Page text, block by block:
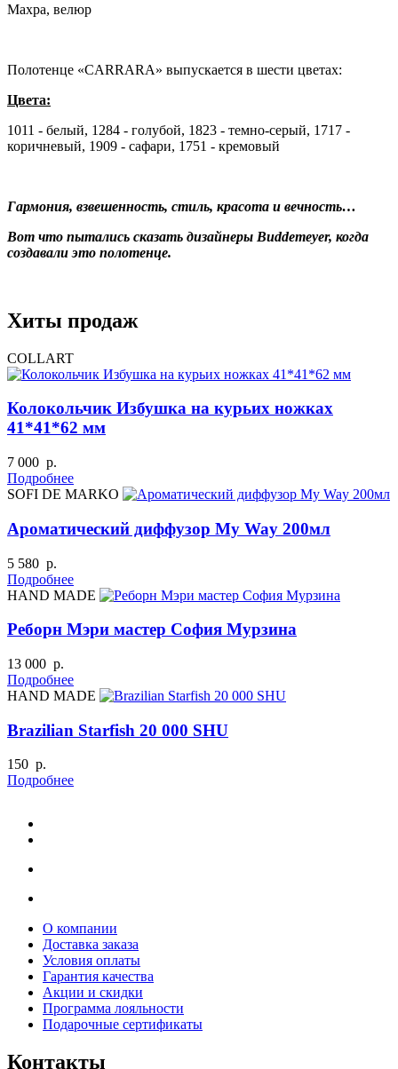
Махра, велюр
Полотенце «CARRARA» выпускается в шести цветах:
Цвета:
1011 - белый, 1284 - голубой, 1823 - темно-серый, 1717 -
коричневый, 1909 - сафари, 1751 - кремовый
Гармония, взвешенность, стиль, красота и вечность…
Вот что пытались сказать дизайнеры Buddemeyer, когда
создавали это полотенце.
Хиты продаж
COLLART
Колокольчик Избушка на курьих ножках
41*41*62 мм
7 000 р.
Подробнее
SOFI DE MARKO
Ароматический диффузор My Way 200мл
5 580 р.
Подробнее
HAND MADE
Реборн Мэри мастер София Мурзина
13 000 р.
Подробнее
HAND MADE
Brazilian Starfish 20 000 SHU
150 р.
Подробнее
О компании
Доставка заказа
Условия оплаты
Гарантия качества
Акции и скидки
Программа лояльности
Подарочные сертификаты
Контакты